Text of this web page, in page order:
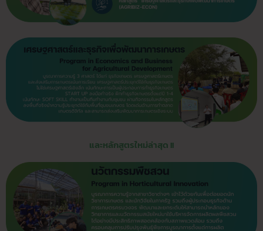
และหลักสูตรใหม่ล่าสุด !!